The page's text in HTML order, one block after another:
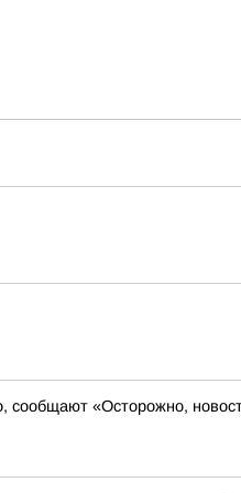
сообщают «Осторожно,